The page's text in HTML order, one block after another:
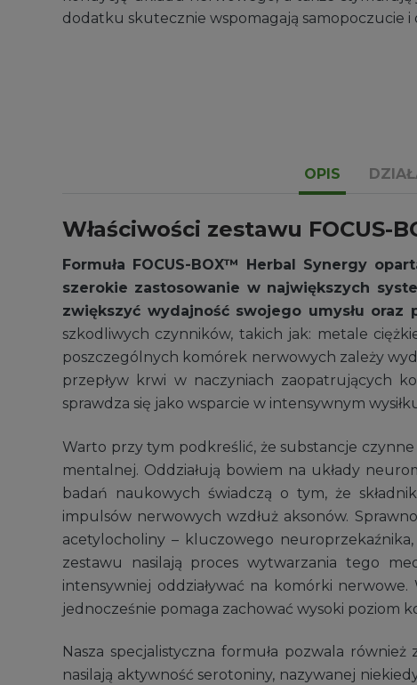
dodatku skutecznie wspomagają samopoczucie i
cen:
OPIS
Właściwości zestawu FOCUS-
Formuła FOCUS-BOX™ Herbal Synergy
szerokie zastosowanie w największych
zwiększyć wydajność swojego umysłu oraz
szkodliwych czynników, takich jak: metale
poszczególnych komórek nerwowych zależy
przepływ krwi w naczyniach zaopatrujących
sprawdza się jako wsparcie w intensywnym
Warto przy tym podkreślić, że substancje
mentalnej. Oddziałują bowiem na układy
badań naukowych świadczą o tym, że
impulsów nerwowych wzdłuż aksonów.
acetylocholiny – kluczowego
zestawu nasilają proces wytwarzania tego
intensywniej oddziaływać na komórki
jednocześnie pomaga zachować wysoki poziom
Nasza specjalistyczna formuła pozwala
nasilają aktywność serotoniny, nazywanej